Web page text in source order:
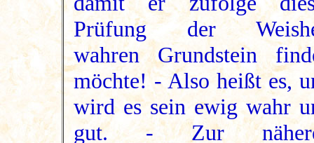
Prüfung der
wahren Grundstein
möchte! - Also heißt es,
wird es sein ewig wahr
gut. - Zur